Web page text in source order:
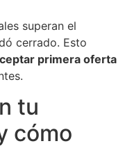
superan el
cerrado. Esto
primera oferta
tu
cómo